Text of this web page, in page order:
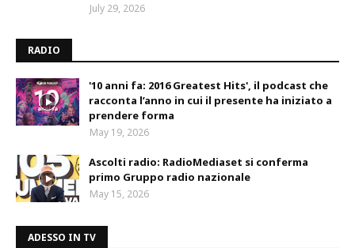
July 29, 2026
RADIO
'10 anni fa: 2016 Greatest Hits', il podcast che
racconta l’anno in cui il presente ha iniziato a
prendere forma
May 19, 2026
Ascolti radio: RadioMediaset si conferma
primo Gruppo radio nazionale
May 15, 2026
ADESSO IN TV